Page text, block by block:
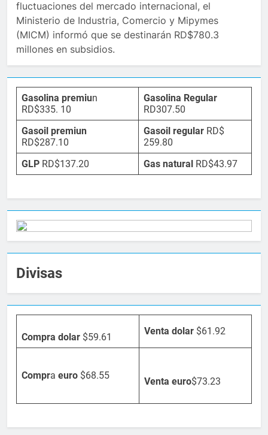
fluctuaciones del mercado internacional, el
Ministerio de Industria, Comercio y Mipymes
(MICM) informó que se destinarán RD$780.3
millones en subsidios.
Gasolina premiun
RD$335. 10
Gasolina Regular
RD307.50
Gasoil premiun
RD$287.10
Gasoil regular RD$
259.80
GLP RD$137.20 Gas natural RD$43.97
Divisas
Compra dolar $59.61
Venta dolar $61.92
Compra euro $68.55
Venta euro$73.23